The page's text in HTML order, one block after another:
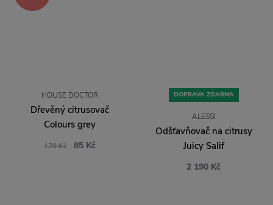
HOUSE DOCTOR
Dřevěný citrusovač
Colours grey
170 Kč 85 Kč
DOPRAVA ZDARMA
ALESSI
Odšťavňovač na citrusy
Juicy Salif
2 190 Kč